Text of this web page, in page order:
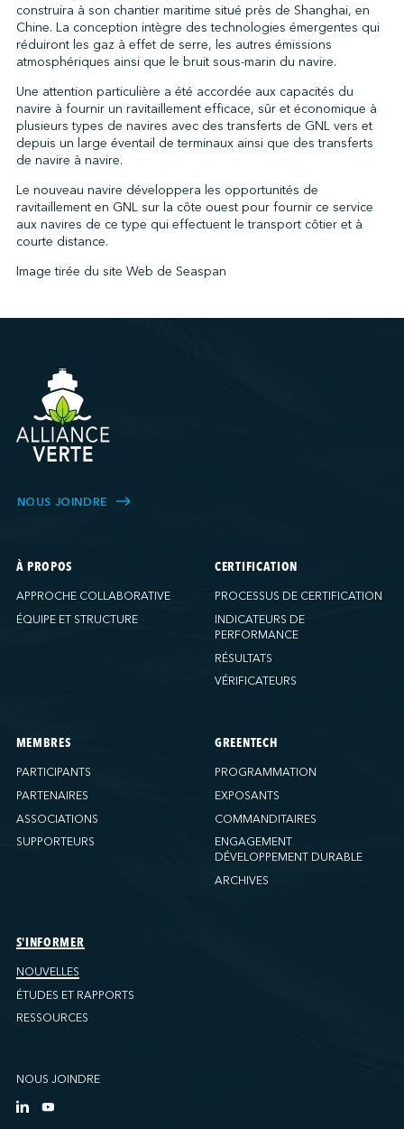
construira à son chantier maritime situé près de Shanghai, en
Chine. La conception intègre des technologies émergentes qui
réduiront les gaz à effet de serre, les autres émissions
atmosphériques ainsi que le bruit sous-marin du navire.
Une attention particulière a été accordée aux capacités du
navire à fournir un ravitaillement efficace, sûr et économique à
plusieurs types de navires avec des transferts de GNL vers et
depuis un large éventail de terminaux ainsi que des transferts
de navire à navire.
Le nouveau navire développera les opportunités de
ravitaillement en GNL sur la côte ouest pour fournir ce service
aux navires de ce type qui effectuent le transport côtier et à
courte distance.
Image tirée du site Web de Seaspan
NOUS JOINDRE
À PROPOS
APPROCHE COLLABORATIVE
ÉQUIPE ET STRUCTURE
CERTIFICATION
PROCESSUS DE CERTIFICATION
INDICATEURS DE
PERFORMANCE
RÉSULTATS
VÉRIFICATEURS
MEMBRES
PARTICIPANTS
PARTENAIRES
ASSOCIATIONS
SUPPORTEURS
GREENTECH
PROGRAMMATION
EXPOSANTS
COMMANDITAIRES
ENGAGEMENT
DÉVELOPPEMENT DURABLE
ARCHIVES
S'INFORMER
NOUVELLES
ÉTUDES ET RAPPORTS
RESSOURCES
NOUS JOINDRE